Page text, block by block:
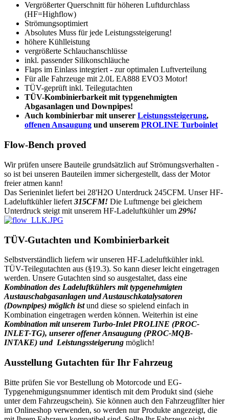
Vergrößerter Querschnitt für höheren Luftdurchlass
(HF=Highflow)
Strömungsoptimiert
Absolutes Muss für jede Leistungssteigerung!
höhere Kühlleistung
vergrößerte Schlauchanschlüsse
inkl. passender Silikonschläuche
Flaps im Einlass integriert - zur optimalen Luftverteilung
Für alle Fahrzeuge mit 2.0L EA888 EVO3 Motor!
TÜV-geprüft inkl. Teilegutachten
TÜV-Kombinierbarkeit mit typgenehmigten
Abgasanlagen und Downpipes!
Auch kombinierbar mit unserer Leistungssteigerung,
offenen Ansaugung und unserem PROLINE Turboinlet
Flow-Bench proved
Wir prüfen unsere Bauteile grundsätzlich auf Strömungsverhalten -
so ist bei unseren Bauteilen immer sichergestellt, dass der Motor
freier atmen kann!
Das Serieninlet liefert bei 28'H2O Unterdruck 245CFM. Unser HF-
Ladeluftkühler liefert 315CFM! Die Luftmenge bei gleichem
Unterdruck steigt mit unserem HF-Ladeluftkühler um 29%!
TÜV-Gutachten und Kombinierbarkeit
Selbstverständlich liefern wir unseren HF-Ladeluftkühler inkl.
TÜV-Teilegutachten aus (§19.3). So kann dieser leicht eingetragen
werden. Unsere Gutachten sind so ausgestaltet, dass eine
Kombination des Ladeluftkühlers mit typgenehmigten
Austauschabgasanlagen und Austauschkatalysatoren
(Downpipes) möglich istund diese so spielend einfach in
Kombination eingetragen werden können. Weiterhin ist eine
Kombination mit unserem Turbo-Inlet PROLINE (PROC-
INLET-TG), unserer offener Ansaugung (PROC-MQB-
INTAKE) und Leistungssteigerung möglich!
Ausstellung Gutachten für Ihr Fahrzeug
Bitte prüfen Sie vor Bestellung ob Motorcode und EG-
Typgenehmigungsnummer identisch mit dem Produkt sind (siehe
unter dem Fahrzeugschein). Sie können auch den Fahrzeugfilter hier
im Onlineshop verwenden, so werden nur Produkte angezeigt, die